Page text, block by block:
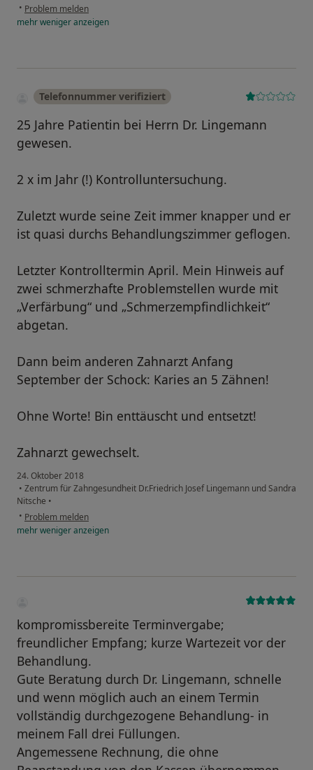
• Problem melden
mehrwenigeranzeigen
Telefonnummer verifiziert
25 Jahre Patientin bei Herrn Dr. Lingemann
gewesen.
2 x im Jahr (!) Kontrolluntersuchung.
Zuletzt wurde seine Zeit immer knapper und er
ist quasi durchs Behandlungszimmer geflogen.
Letzter Kontrolltermin April. Mein Hinweis auf
zwei schmerzhafte Problemstellen wurde mit
„Verfärbung“ und „Schmerzempfindlichkeit“
abgetan.
Dann beim anderen Zahnarzt Anfang
September der Schock: Karies an 5 Zähnen!
Ohne Worte! Bin enttäuscht und entsetzt!
Zahnarzt gewechselt.
24. Oktober 2018
• Zentrum für Zahngesundheit Dr.Friedrich Josef Lingemann und Sandra
Nitsche •
• Problem melden
mehrwenigeranzeigen
kompromissbereite Terminvergabe;
freundlicher Empfang; kurze Wartezeit vor der
Behandlung.
Gute Beratung durch Dr. Lingemann, schnelle
und wenn möglich auch an einem Termin
vollständig durchgezogene Behandlung- in
meinem Fall drei Füllungen.
Angemessene Rechnung, die ohne